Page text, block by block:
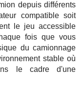
depuis différents
compatible soit
le jeu accessible
fois que vous
du camionnage
stable où
le cadre d'une